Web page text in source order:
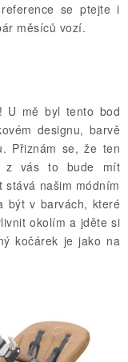
se ptejte i
měsíců vozí.
U mě byl tento bod
designu, barvě
Přiznám se, že ten
z vás to bude mít
stává našim módním
být v barvách, které
okolím a jděte si
kočárek je jako na